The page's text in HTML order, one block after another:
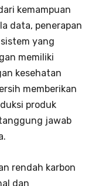
kemampuan
data, penerapan
yang
memiliki
kesehatan
memberikan
produk
jawab
rendah karbon
dan